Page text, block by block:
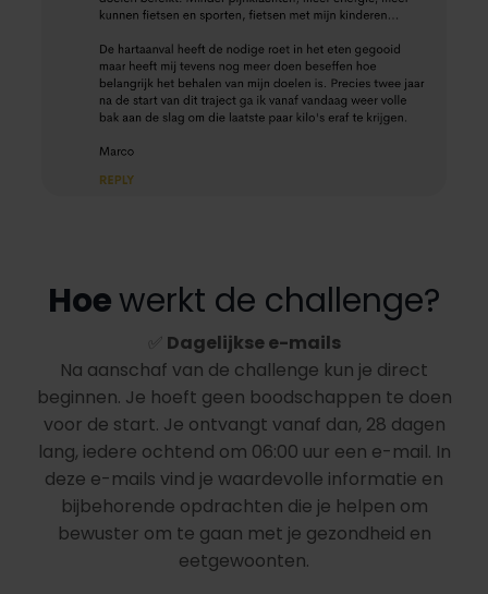
Hoewerkt de challenge?
✅ Dagelijkse e-mails
Na aanschaf van de challenge kun je direct
beginnen. Je hoeft geen boodschappen te doen
voor de start. Je ontvangt vanaf dan, 28 dagen
lang, iedere ochtend om 06:00 uur een e-mail. In
deze e-mails vind je waardevolle informatie en
bijbehorende opdrachten die je helpen om
bewuster om te gaan met je gezondheid en
eetgewoonten.